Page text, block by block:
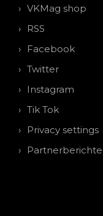
VKMag shop
RSS
Facebook
Twitter
Instagram
Tik Tok
Privacy settings